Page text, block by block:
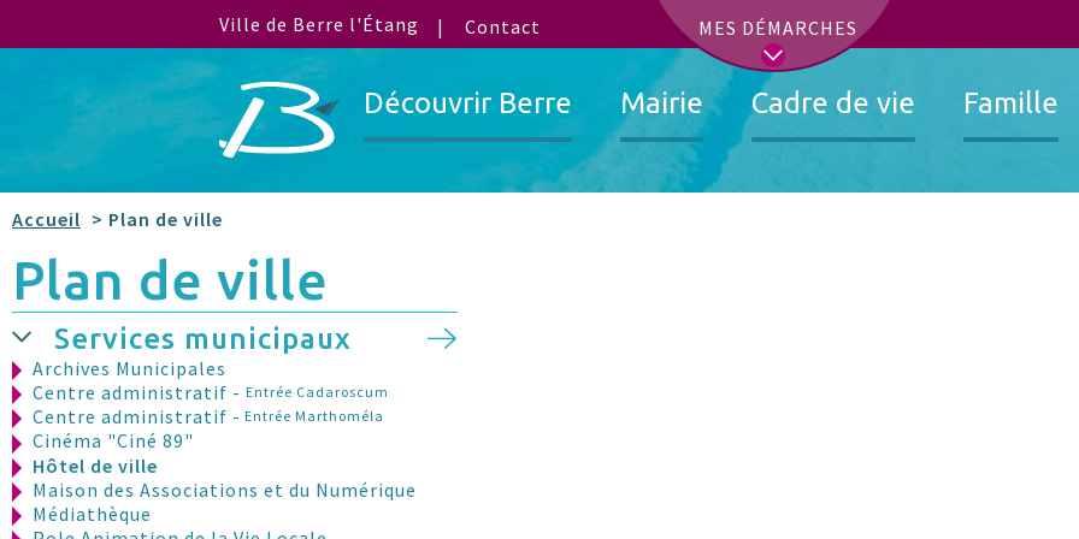
Ville de Berre l'Étang MES DÉMARCHES
Contact
Découvrir Berre Mairie Cadre de vie Famille
Accueil > Plan de ville
Plan de ville
Services municipaux
Archives Municipales
Centre administratif - Entrée Cadaroscum
Centre administratif - Entrée Marthoméla
Cinéma "Ciné 89"
Hôtel de ville
Maison des Associations et du Numérique
Médiathèque